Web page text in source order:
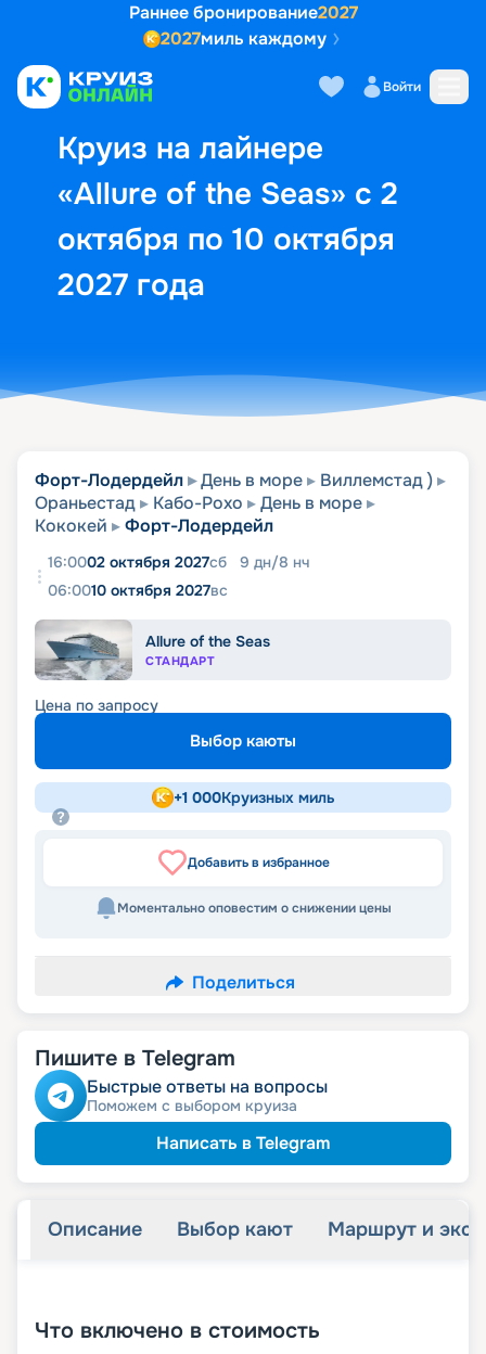
Раннее бронирование2027
2027миль каждому
Войти
Круиз на лайнере
«Allure of the Seas» с 2
октября по 10 октября
2027 года
Выбор кают Маршрут и
Форт-Лодердейл День в море
Виллемстад )
Ораньестад
Кабо-Рохо
День в море
Кококей
Форт-Лодердейл
16:0002 октября 2027сб 9 дн/8 нч
06:0010 октября 2027вс
Allure of the Seas
СТАНДАРТ
Цена по запросу
Выбор каюты
+1 000Круизных миль
Добавить в избранное
Моментально оповестим о снижении цены
Поделиться
Пишите в Telegram
Быстрые ответы на вопросы
Поможем с выбором круиза
Написать в Telegram
Описание Выбор кают Маршрут и
Что включено в стоимость